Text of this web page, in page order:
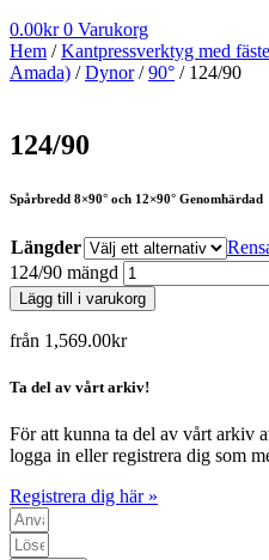
0.00kr 0 Varukorg
Hem /Kantpressverktyg med
Amada) /Dynor/90° / 124/90
124/90
Spårbredd 8×90° och 12×90° Genomhärdad
Längder
124/90 mängd
Lägg till i varukorg
från 1,569.00kr
Ta del av vårt arkiv!
För att kunna ta del av vårt arkiv
logga in eller registrera dig som
Registrera dig här »